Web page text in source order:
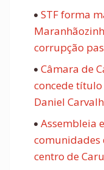
STF forma
corrupção
Câmara de
concede
Daniel
Assembleia
comunidades
centro de